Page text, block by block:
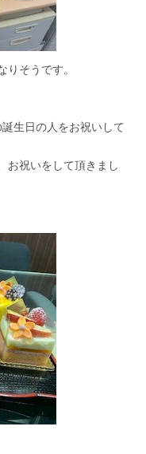
りそうです。
生日の人をお祝いして
お祝いをして頂きまし